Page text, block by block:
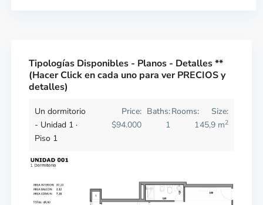
Tipologías Disponibles - Planos - Detalles **
(Hacer Click en cada uno para ver PRECIOS y
detalles)
Un dormitorio
- Unidad 1 ·
Piso 1
Size:
45,9 m2
Rooms:
1
Baths:
1
Price:
$94.000